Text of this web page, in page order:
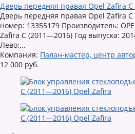
Дверь передняя правая Opel Zafira
Дверь передняя правая Opel Zafira
номер: 13355179 Производитель:
Zafira C (2011—2016) Год выпуска:
Лево:...
Компания: Палан-мастер, центр
12 000 руб.